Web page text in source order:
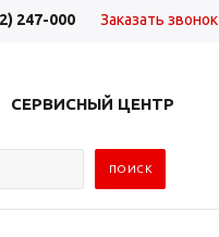
247-000 Заказать звонок
СЕРВИСНЫЙ ЦЕНТР